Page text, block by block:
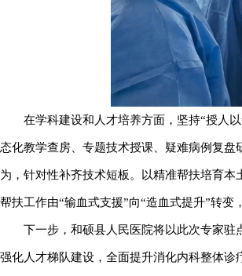
在学科建设和人才培养方面，坚持“授人
态化教学查房、专题技术授课、疑难病例复
为，针对性补齐技术短板。以精准帮扶培育
帮扶工作由“输血式支援”向“造血式提升”转变
下一步，和硕县人民医院将以此次专家
强化人才梯队建设，全面提升消化内科整体